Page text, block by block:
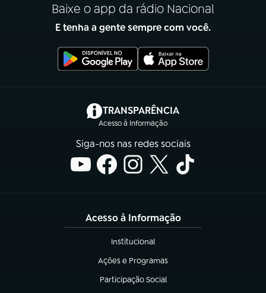
Baixe o app da rádio Nacional
E tenha a gente sempre com você.
TRANSPARÊNCIA
Acesso à Informação
(abre em nova aba)
Siga-nos nas redes sociais
Acesso à Informação
Institucional
(abre em nova aba)
Ações e Programas
(abre em nova aba)
Participação Social
(abre em nova aba)